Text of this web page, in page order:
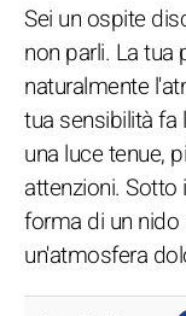
Sei un ospite
non parli. La tua
naturalmente
tua sensibilità fa
una luce tenue,
attenzioni.
forma di un
un'atmosfera